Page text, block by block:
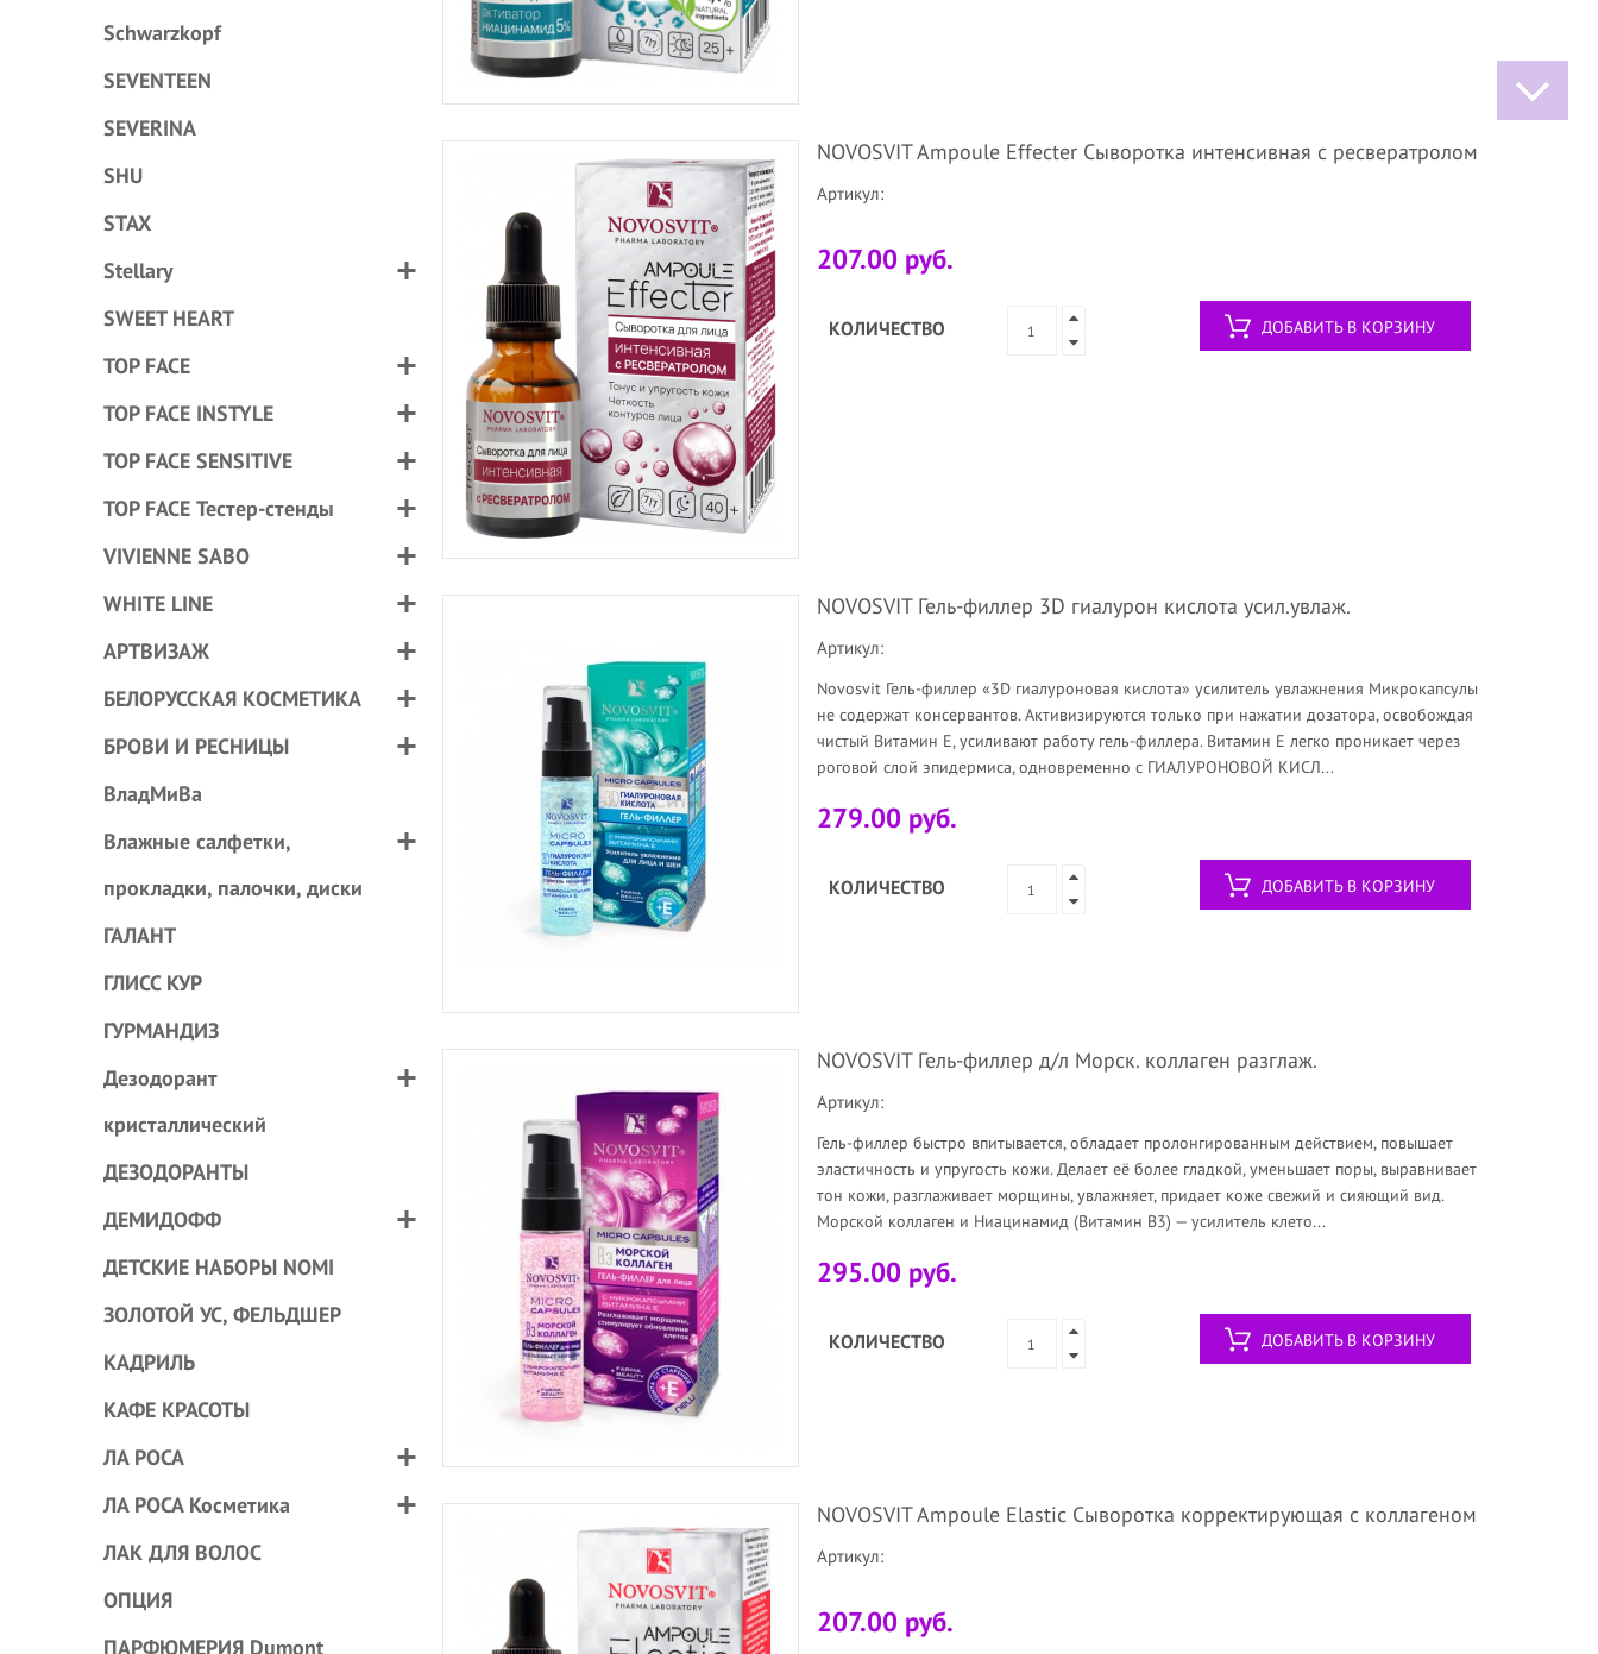
Schwarzkopf
SEVENTEEN
SEVERINA
SHU
STAX
Stellary
SWEET HEART
TOP FACE
TOP FACE INSTYLE
TOP FACE SENSITIVE
TOP FACE Тестер-стенды
VIVIENNE SABO
WHITE LINE
АРТВИЗАЖ
БЕЛОРУССКАЯ КОСМЕТИКА
БРОВИ И РЕСНИЦЫ
ВладМиВа
Влажные салфетки,
прокладки, палочки, диски
ГАЛАНТ
ГЛИСС КУР
ГУРМАНДИЗ
Дезодорант
кристаллический
ДЕЗОДОРАНТЫ
ДЕМИДОФФ
ДЕТСКИЕ НАБОРЫ NOMI
ЗОЛОТОЙ УС, ФЕЛЬДШЕР
КАДРИЛЬ
КАФЕ КРАСОТЫ
ЛА РОСА
ЛА РОСА Косметика
ЛАК ДЛЯ ВОЛОС
ОПЦИЯ
ПАРФЮМЕРИЯ Dumont
NOVOSVIT Ampoule Effecter Сыворотка интенсивная с ресвератролом
Артикул:
207.00 руб.
КОЛИЧЕСТВО ДОБАВИТЬ В КОРЗИНУ
NOVOSVIT Гель-филлер 3D гиалурон кислота усил.увлаж.
Артикул:
Novosvit Гель-филлер «3D гиалуроновая кислота» усилитель увлажнения Микрокапсулы
не содержат консервантов. Активизируются только при нажатии дозатора, освобождая
чистый Витамин Е, усиливают работу гель-филлера. Витамин Е легко проникает через
роговой слой эпидермиса, одновременно с ГИАЛУРОНОВОЙ КИСЛ...
279.00 руб.
КОЛИЧЕСТВО ДОБАВИТЬ В КОРЗИНУ
NOVOSVIT Гель-филлер д/л Морск. коллаген разглаж.
Артикул:
Гель-филлер быстро впитывается, обладает пролонгированным действием, повышает
эластичность и упругость кожи. Делает её более гладкой, уменьшает поры, выравнивает
тон кожи, разглаживает морщины, увлажняет, придает коже свежий и сияющий вид.
Морской коллаген и Ниацинамид (Витамин В3) — усилитель клето...
295.00 руб.
КОЛИЧЕСТВО ДОБАВИТЬ В КОРЗИНУ
NOVOSVIT Ampoule Elastic Сыворотка корректирующая с коллагеном
Артикул:
207.00 руб.